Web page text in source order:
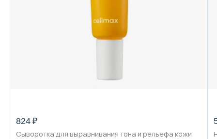
824 ₽
Сыворотка для выравнивания тона и рельефа кожи